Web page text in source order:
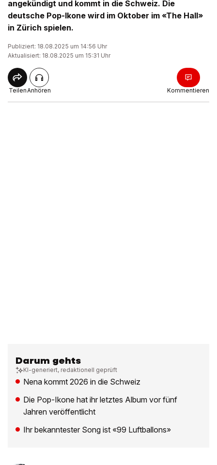
angekündigt und kommt in die Schweiz. Die
deutsche Pop-Ikone wird im Oktober im «The Hall»
in Zürich spielen.
Publiziert: 18.08.2025 um 14:56 Uhr
Aktualisiert: 18.08.2025 um 15:31 Uhr
TeilenAnhören Kommentieren
Darum gehts
KI-generiert, redaktionell geprüft
Nena kommt 2026 in die Schweiz
Die Pop-Ikone hat ihr letztes Album vor fünf
Jahren veröffentlicht
Ihr bekanntester Song ist «99 Luftballons»